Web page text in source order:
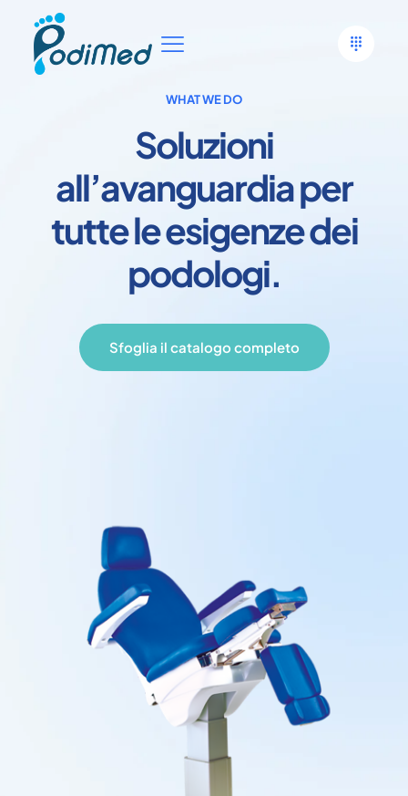
WHAT WE DO
Soluzioni
all’avanguardia per
tutte le esigenze dei
podologi.
Sfoglia il catalogo completo